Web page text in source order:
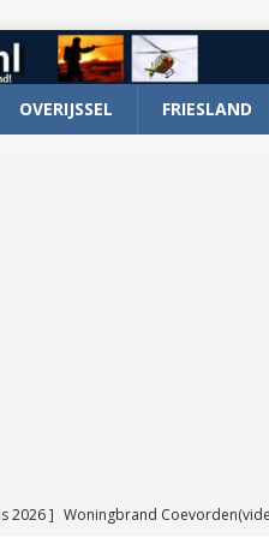
OVERIJSSEL FRIESLAND
2026 ] Woningbrand